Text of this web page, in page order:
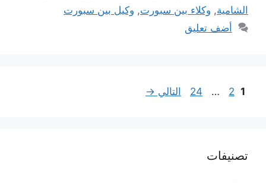
الشامية, وكلاء بين سبورت, وكيل بين سبورت
أضف تعليق
Page
1
Page
2
…
Page
24 التالي →
تصنيفات